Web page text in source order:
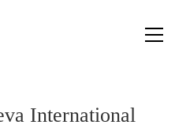
International